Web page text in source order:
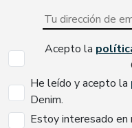
Acepto la
He leído y acepto la
Denim.
Estoy interesado en